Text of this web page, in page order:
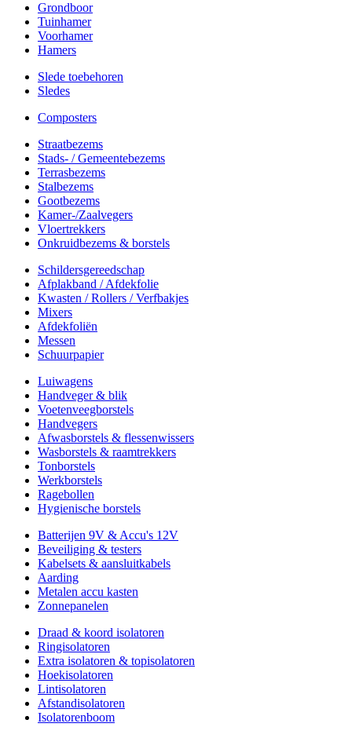
Grondboor
Tuinhamer
Voorhamer
Hamers
Slede toebehoren
Sledes
Composters
Straatbezems
Stads- / Gemeentebezems
Terrasbezems
Stalbezems
Gootbezems
Kamer-/Zaalvegers
Vloertrekkers
Onkruidbezems & borstels
Schildersgereedschap
Afplakband / Afdekfolie
Kwasten / Rollers / Verfbakjes
Mixers
Afdekfoliën
Messen
Schuurpapier
Luiwagens
Handveger & blik
Voetenveegborstels
Handvegers
Afwasborstels & flessenwissers
Wasborstels & raamtrekkers
Tonborstels
Werkborstels
Ragebollen
Hygienische borstels
Batterijen 9V & Accu's 12V
Beveiliging & testers
Kabelsets & aansluitkabels
Aarding
Metalen accu kasten
Zonnepanelen
Draad & koord isolatoren
Ringisolatoren
Extra isolatoren & topisolatoren
Hoekisolatoren
Lintisolatoren
Afstandisolatoren
Isolatorenboom